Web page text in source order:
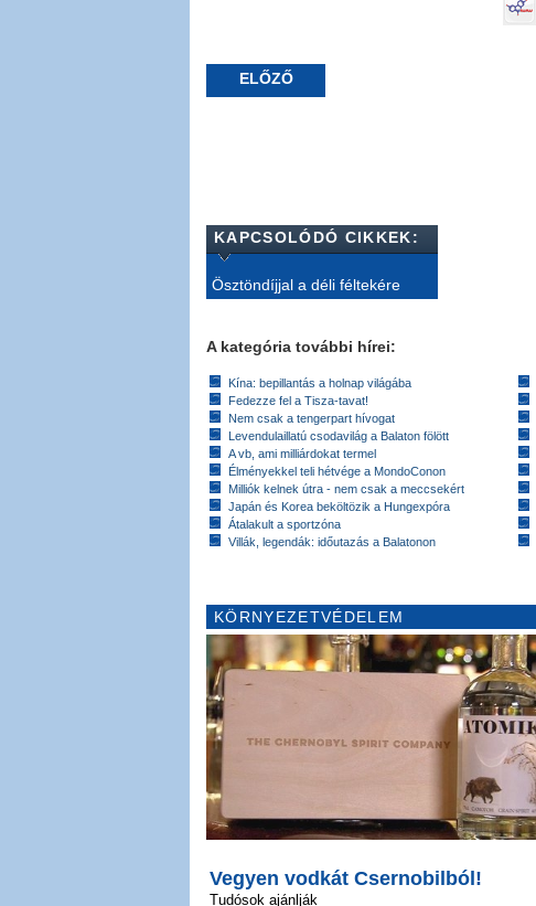
ELŐZŐ
KAPCSOLÓDÓ CIKKEK:
Ösztöndíjjal a déli féltekére
A kategória további hírei:
Kína: bepillantás a holnap világába
Fedezze fel a Tisza-tavat!
Nem csak a tengerpart hívogat
Levendulaillatú csodavilág a Balaton fölött
A vb, ami milliárdokat termel
Élményekkel teli hétvége a MondoConon
Milliók kelnek útra - nem csak a meccsekért
Japán és Korea beköltözik a Hungexpóra
Átalakult a sportzóna
Villák, legendák: időutazás a Balatonon
KÖRNYEZETVÉDELEM
Vegyen vodkát Csernobilból!
Tudósok ajánlják